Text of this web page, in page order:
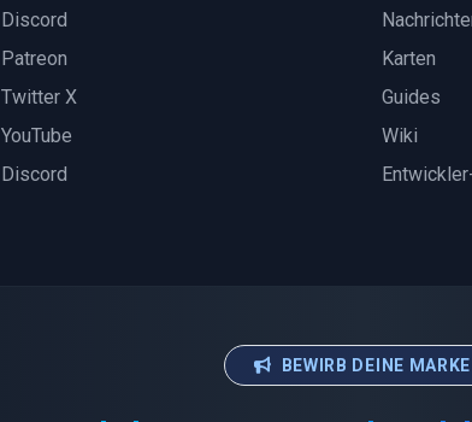
Discord
Patreon
Twitter X
YouTube
Discord
Karten
Guides
Wiki
BEWIRB DEINE MARKE